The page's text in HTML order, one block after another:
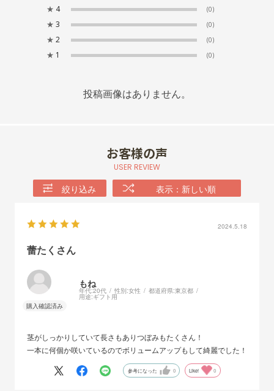
★ 4 (0)
★ 3 (0)
★ 2 (0)
★ 1 (0)
投稿画像はありません。
お客様の声
USER REVIEW
絞り込み 表示：新しい順
2024.5.18
蕾たくさん
もね
年代:20代 性別:女性 都道府県:東京都
用途:ギフト用
茎がしっかりしていて長さもありつぼみもたくさん！
一本に何個か咲いているのでボリュームアップもして綺麗でした！
参考になった 0 Like! 0